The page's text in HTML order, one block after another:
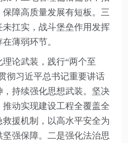
障高质量发展有短板。三
扛实，战斗堡垒作用发挥
薄弱环节。
论武装，践行“两个至
彻习近平总书记重要讲话
持续强化思想武装。坚决
动实现建设工程全覆盖全
援机制，以高水平安全为
坚强保障。二是强化法治思